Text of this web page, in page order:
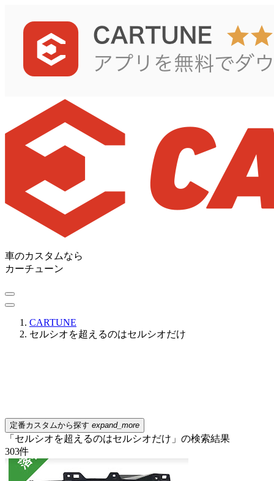
車のカスタムなら
カーチューン
CARTUNE
セルシオを超えるのはセルシオだけ
定番カスタムから探す expand_more
「セルシオを超えるのはセルシオだけ」の検索結果
303件